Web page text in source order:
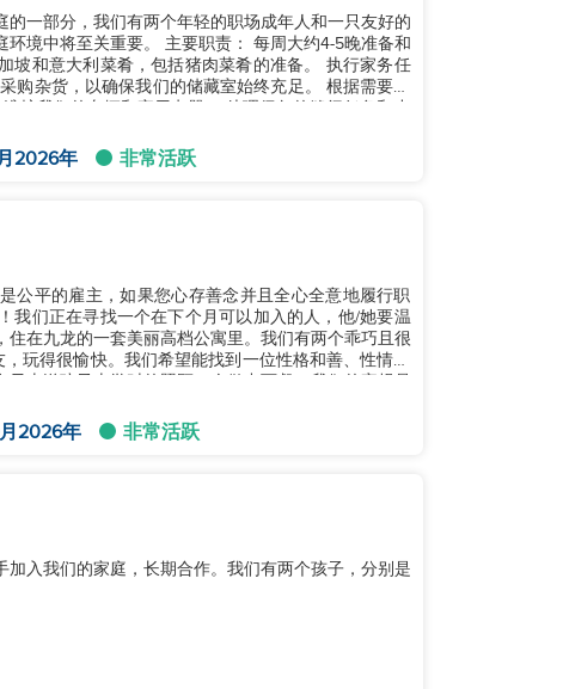
一部分，我们有两个年轻的职场成年人和一只友好的
职责： 每周大约4-5晚准备和
坡和意大利菜肴，包括猪肉菜肴的准备。 执行家务任
购杂货，以确保我们的储藏室始终充足。 根据需要照
2026年 非常活跃
公平的雇主，如果您心存善念并且全心全意地履行职
我们正在寻找一个在下个月可以加入的人，他/她要温
在九龙的一套美丽高档公寓里。我们有两个乖巧且很
玩得很愉快。我们希望能找到一位性格和善、性情平
2026年 非常活跃
入我们的家庭，长期合作。我们有两个孩子，分别是